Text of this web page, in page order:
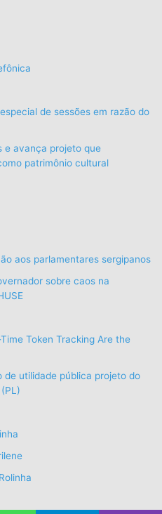
de sessões em razão do
e avança projeto que
patrimônio cultural
aos parlamentares sergipanos
sobre caos na
Token Tracking Are the
de utilidade pública projeto do